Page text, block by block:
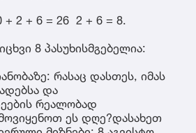
+ 2 + 6 = 26 2 + 6 = 8.
8 პასუხისმგებელია:
რასაც დასთეს, იმას
და
რეალობად
ეს დღე?დასახეთ